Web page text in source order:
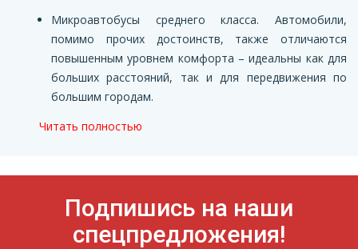
Микроавтобусы среднего класса. Автомобили,
помимо прочих достоинств, также отличаются
повышенным уровнем комфорта – идеальны как для
больших расстояний, так и для передвижения по
большим городам.
Читать полностью
Подпишись на наши
спецпредложения!